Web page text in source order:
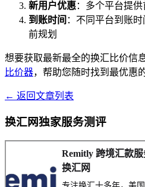
新用户优惠：多个平台提
到账时间 ：不同平台到账
前规划
想要获取最新最全的换汇比价信
比价器，帮助您随时找到最优惠
← 返回文章列表
换汇网独家服务测评